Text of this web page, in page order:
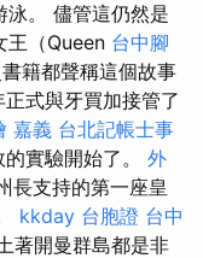
泳。 儘管這仍然是
王（Queen 台中腳
籍都聲稱這個故事
式與牙買加接管了
嘉義 台北記帳士事
實驗開始了。 外
長支持的第一座皇
kkday 台胞證 台中
著開曼群島都是非